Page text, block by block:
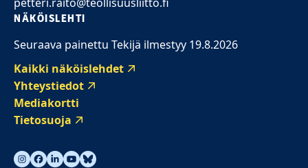
NÄKÖISLEHTI
Seuraava painettu Tekijä ilmestyy 19.8.2026
Kaikki näköislehdet
Yhteystiedot
Mediakortti
Tietosuoja